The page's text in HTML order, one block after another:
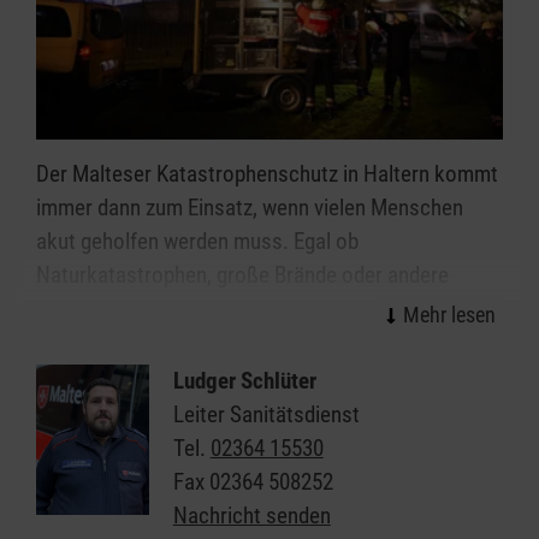
Der Malteser Katastrophenschutz in Haltern kommt
immer dann zum Einsatz, wenn vielen Menschen
akut geholfen werden muss. Egal ob
schwere Unglücksfälle, die ehrenamtlichen
die Kräfte von Feuerwehr und Rettungsdienst nicht
ausreichen.
Organisiert in einzelnen Einsatzgruppen sind unsere
Helferinnen und Helfer Spezialisten in den Bereichen
Ludger Schlüter
Leiter Sanitätsdienst
Tel. 02364 15530
Fax 02364 508252
Nachricht senden